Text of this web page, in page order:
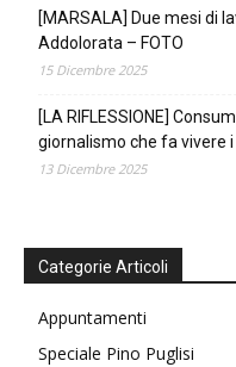
[MARSALA] Due mesi di
Addolorata – FOTO
15 Dicembre 2025
[LA RIFLESSIONE]
giornalismo che fa vivere
13 Dicembre 2025
Categorie Articoli
Appuntamenti
Speciale Pino Puglisi